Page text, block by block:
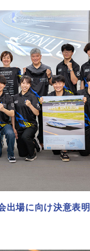
出場に向け決意表明